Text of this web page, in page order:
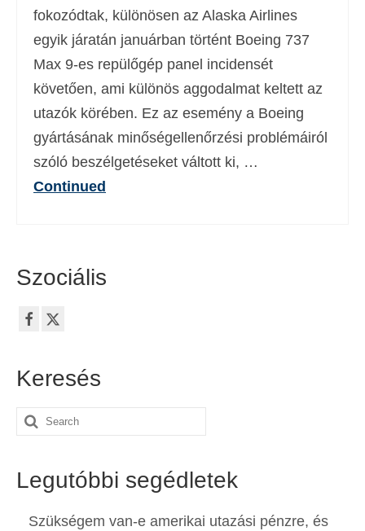
日本語(Japán)
한국어(Koreai
Norsk bokmål(Norvég bokmål)
Português(Portugál)
Slovenčina
fokozódtak, különösen az Alaska Airlines
egyik járatán januárban történt Boeing 737
Max 9-es repülőgép panel incidensét
követően, ami különös aggodalmat keltett az
utazók körében. Ez az esemény a Boeing
gyártásának minőségellenőrzési problémáiról
szóló beszélgetéseket váltott ki, …
Continued
Szociális
Keresés
Search
Legutóbbi segédletek
Szükségem van-e amerikai utazási pénzre, és